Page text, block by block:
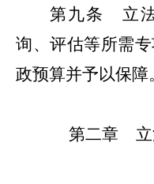
第九条
立
询、评估等所需
政预算并予以保障
第二章